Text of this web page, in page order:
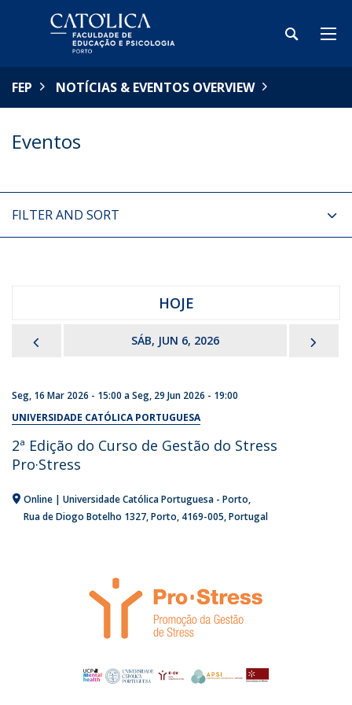
FEP NOTÍCIAS & EVENTOS OVERVIEW
Eventos
FILTER AND SORT
HOJE
SÁB, JUN 6, 2026
Seg, 16 Mar 2026 - 15:00 aSeg, 29 Jun 2026 - 19:00
UNIVERSIDADE CATÓLICA PORTUGUESA
2ª Edição do Curso de Gestão do Stress
Pro·Stress
Online | Universidade Católica Portuguesa - Porto
Rua de Diogo Botelho 1327 Porto 4169-005 Portugal